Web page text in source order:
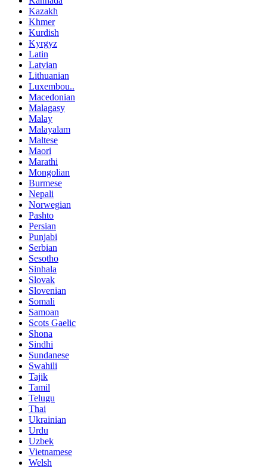
Kazakh
Khmer
Kurdish
Kyrgyz
Latin
Latvian
Lithuanian
Luxembou..
Macedonian
Malagasy
Malay
Malayalam
Maltese
Maori
Marathi
Mongolian
Burmese
Nepali
Norwegian
Pashto
Persian
Punjabi
Serbian
Sesotho
Sinhala
Slovak
Slovenian
Somali
Samoan
Scots Gaelic
Shona
Sindhi
Sundanese
Swahili
Tajik
Tamil
Telugu
Thai
Ukrainian
Urdu
Uzbek
Vietnamese
Welsh